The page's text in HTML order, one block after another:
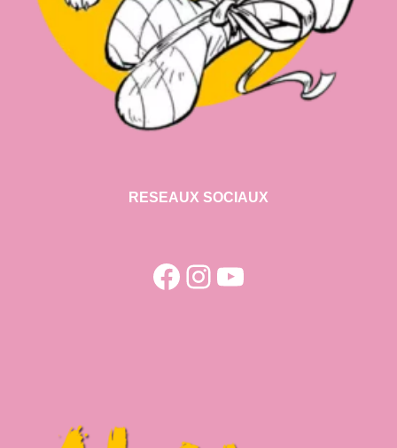
RESEAUX SOCIAUX
Facebook
Instagram
YouTube